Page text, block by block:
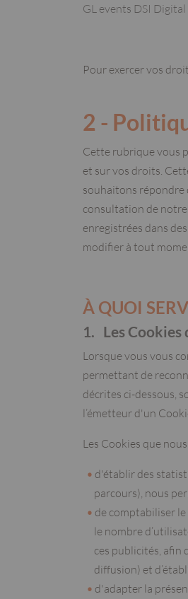
GL events DSI Digital
Pour exercer vos
2 -
Cette rubrique vous
et sur vos droits.
souhaitons répondre
consultation de
enregistrées dans
modifier à tout
À QUOI
1. Les Cookies
Lorsque vous vous
permettant de
décrites ci-dessous,
l’émetteur d'un
Les Cookies que
d'établir des
parcours), nous
de comptabiliser
le nombre
ces publicités, afin
diffusion) et
d'adapter la